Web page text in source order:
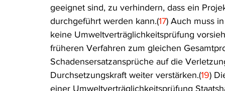
geeignet sind, zu verhindern, dass ein
durchgeführt werden kann.(17) Auch muss
keine Umweltverträglichkeitsprüfung
früheren Verfahren zum gleichen
Schadensersatzansprüche auf die
Durchsetzungskraft weiter verstärken.(19)
einer Umweltverträglichkeitsprüfung